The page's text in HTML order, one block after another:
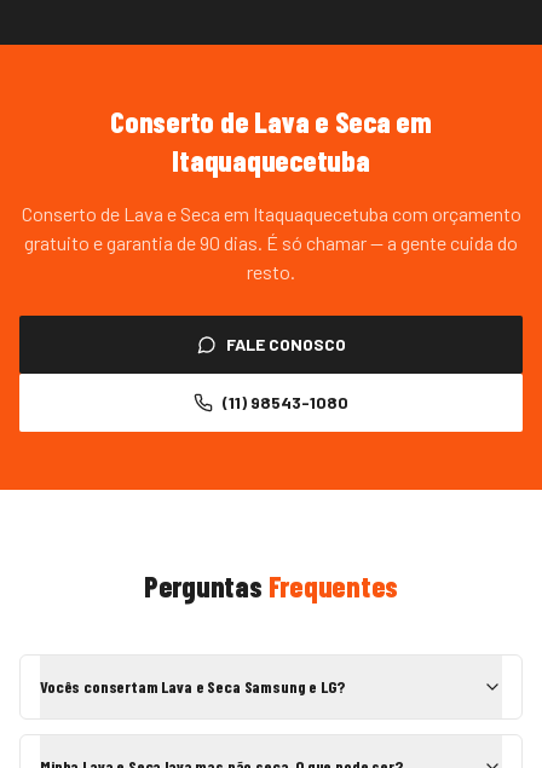
Conserto de Lava e Seca em
Itaquaquecetuba
Conserto de Lava e Seca em Itaquaquecetuba com orçamento
gratuito e garantia de 90 dias. É só chamar — a gente cuida do
resto.
FALE CONOSCO
(11) 98543-1080
Perguntas Frequentes
Vocês consertam Lava e Seca Samsung e LG?